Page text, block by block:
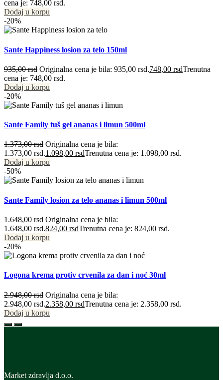
cena je: 748,00 rsd.
Dodaj u korpu
-20%
Sante Happiness losion za telo 150ml
935,00rsd Originalna cena je bila: 935,00 rsd.748,00 rsdTrenutna
cena je: 748,00 rsd.
Dodaj u korpu
-20%
Sante Family tuš gel ananas i limun 500ml
1.373,00rsd Originalna cena je bila:
1.373,00 rsd.1.098,00 rsdTrenutna cena je: 1.098,00 rsd.
Dodaj u korpu
-50%
Sante Family losion za telo ananas i limun 500ml
1.648,00rsd Originalna cena je bila:
1.648,00 rsd.824,00 rsdTrenutna cena je: 824,00 rsd.
Dodaj u korpu
-20%
Logona krema protiv crvenila za dan i noć 30ml
2.948,00rsd Originalna cena je bila:
2.948,00 rsd.2.358,00 rsdTrenutna cena je: 2.358,00 rsd.
Dodaj u korpu
Market zdravlja d.o.o.